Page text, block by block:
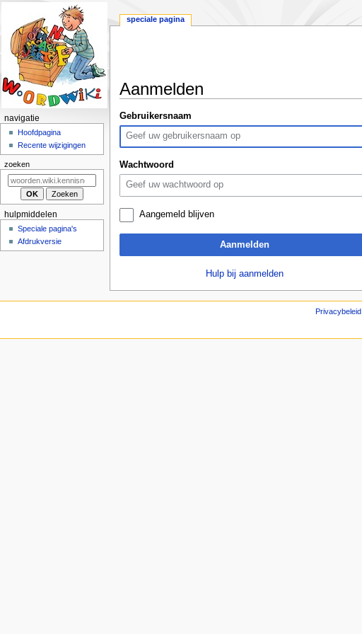
Aanmelden
Naar
navigatie
Naar
zoeken
Gebruikersnaam
Wachtwoord
Aangemeld blijven
Aanmelden
Hulp bij aanmelden
N
v
i
speciale pagina
navigatie
Hoofdpagina
Recente wijzigingen
zoeken
hulpmiddelen
Speciale pagina's
Afdrukversie
Privacybeleid